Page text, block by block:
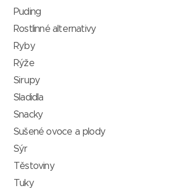
Puding
Rostlinné alternativy
Ryby
Rýže
Sirupy
Sladidla
Snacky
Sušené ovoce a plody
Sýr
Těstoviny
Tuky